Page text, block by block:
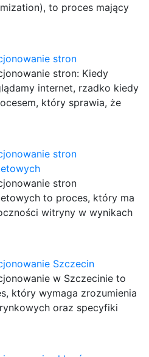
to proces mający
stron
stron: Kiedy
internet, rzadko kiedy
który sprawia, że
stron
stron
to proces, który ma
witryny w wynikach
Szczecin
w Szczecinie to
który wymaga zrozumienia
oraz specyfiki